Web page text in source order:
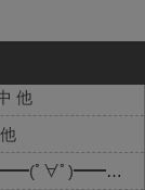
語
他
【画像】モンストのタイトル画面が話題ｷﾀ━━━(ﾟ∀ﾟ)━━━!! 他